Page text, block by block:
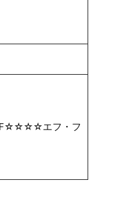
F☆☆☆☆エフ・フ